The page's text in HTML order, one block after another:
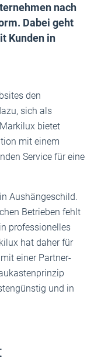
nach
Dabei geht
Kunden in
den
sich als
bietet
mit einem
Service für eine
Aushängeschild.
Betrieben fehlt
professionelles
hat daher für
einer Partner-
und in